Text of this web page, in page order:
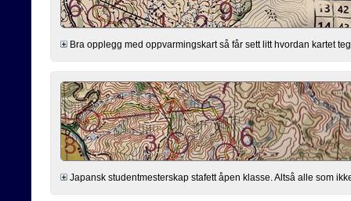
Bra opplegg med oppvarmingskart så får sett litt hvordan kartet
Japansk studentmesterskap stafett åpen klasse. Altså alle som